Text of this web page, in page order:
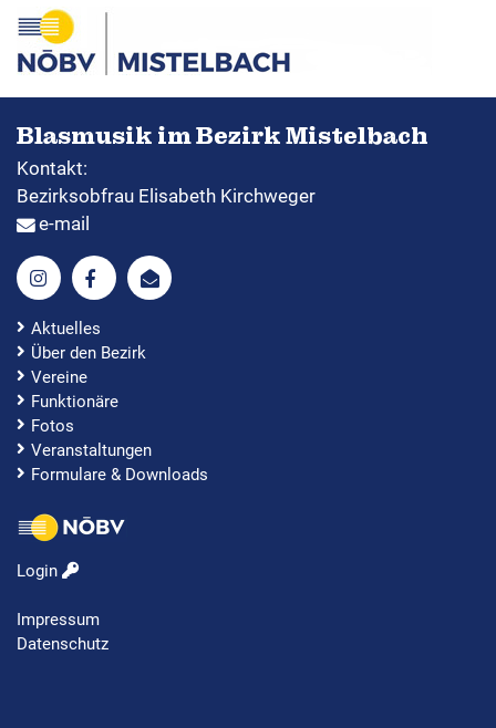
Blasmusik im Bezirk Mistelbach
Kontakt:
Bezirksobfrau Elisabeth Kirchweger
e-mail
Aktuelles
Über den Bezirk
Vereine
Funktionäre
Fotos
Veranstaltungen
Formulare & Downloads
Login
Impressum
Datenschutz